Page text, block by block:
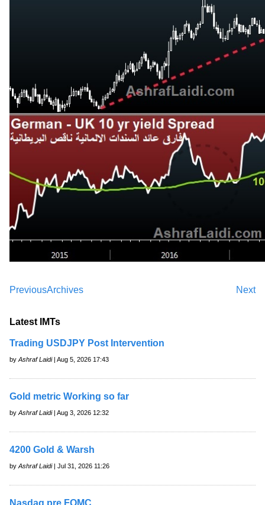
Previous Next
Archives
Latest IMTs
Trading USDJPY Post Intervention
by Ashraf Laidi| Aug 5, 2026 17:43
Gold metric Working so far
by Ashraf Laidi| Aug 3, 2026 12:32
4200 Gold & Warsh
by Ashraf Laidi| Jul 31, 2026 11:26
Nasdaq pre FOMC